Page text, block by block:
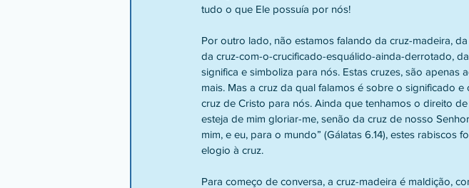
tudo o que Ele possuía por nós!
Por outro lado, não estamos falando da cruz-madeira,
da cruz-com-o-crucificado-esquálido-ainda-derrotado,
significa e simboliza para nós. Estas cruzes, são
mais. Mas a cruz da qual falamos é sobre o significado
cruz de Cristo para nós. Ainda que tenhamos o direito
esteja de mim gloriar-me, senão da cruz de nosso
mim, e eu, para o mundo” (Gálatas 6.14), estes
elogio à cruz.
Para começo de conversa, a cruz-madeira é maldição,